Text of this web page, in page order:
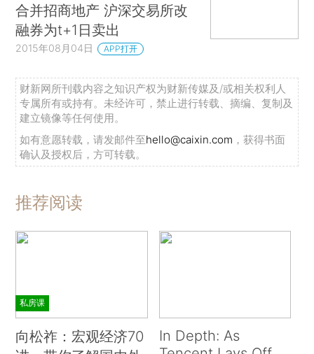
合并招商地产 沪深交易所改
融券为t+1日卖出
2015年08月04日 APP打开
财新网所刊载内容之知识产权为财新传媒及/或相关权利人
专属所有或持有。未经许可，禁止进行转载、摘编、复制及
建立镜像等任何使用。
如有意愿转载，请发邮件至hello@caixin.com ，获得书面
确认及授权后，方可转载。
推荐阅读
私房课
向松祚：宏观经济70
In Depth: As